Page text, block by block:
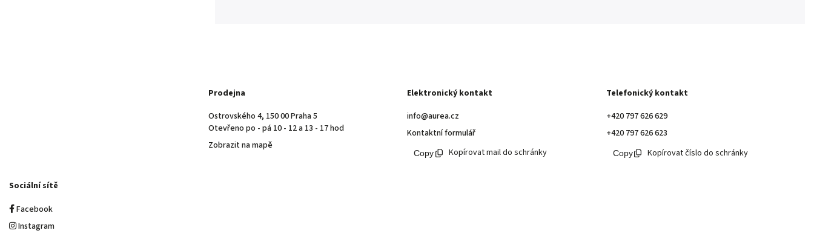
Prodejna
Ostrovského 4, 150 00 Praha 5
Otevřeno po - pá 10 - 12 a 13 - 17 hod
Zobrazit na mapě
Elektronický kontakt
info@aurea.cz
Kontaktní formulář
Kopírovat mail do schránky
Telefonický kontakt
+420 797 626 629
+420 797 626 623
Kopírovat číslo do schránky
Sociální sítě
Facebook
Instagram